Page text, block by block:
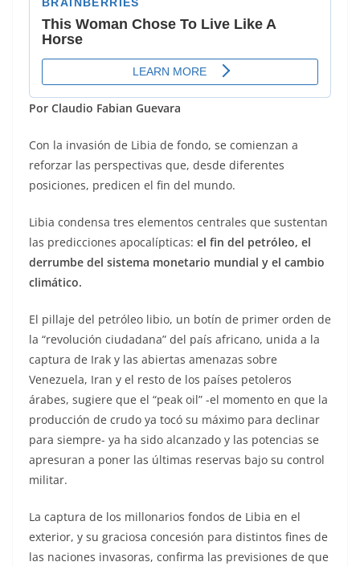
Por Claudio Fabian Guevara
Con la invasión de Libia de fondo, se comienzan a
reforzar las perspectivas que, desde diferentes
posiciones, predicen el fin del mundo.
Libia condensa tres elementos centrales que sustentan
las predicciones apocalípticas: el fin del petróleo, el
derrumbe del sistema monetario mundial y el cambio
climático.
El pillaje del petróleo libio, un botín de primer orden de
la “revolución ciudadana” del país africano, unida a la
captura de Irak y las abiertas amenazas sobre
Venezuela, Iran y el resto de los países petoleros
árabes, sugiere que el “peak oil” -el momento en que la
producción de crudo ya tocó su máximo para declinar
para siempre- ya ha sido alcanzado y las potencias se
apresuran a poner las últimas reservas bajo su control
militar.
La captura de los millonarios fondos de Libia en el
exterior, y su graciosa concesión para distintos fines de
las naciones invasoras, confirma las previsiones de que